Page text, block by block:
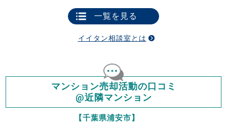
一覧を見る
イイタン相談室とは
マンション売却活動の口コミ
@近隣マンション
【千葉県浦安市】